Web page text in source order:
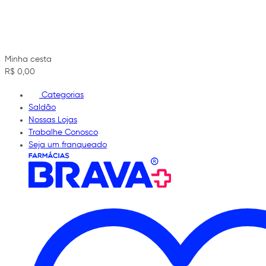
Minha cesta
R$ 0,00
Categorias
Saldão
Nossas Lojas
Trabalhe Conosco
Seja um franqueado